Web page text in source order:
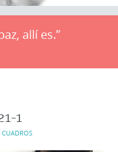
allí es.”
1
CUADROS